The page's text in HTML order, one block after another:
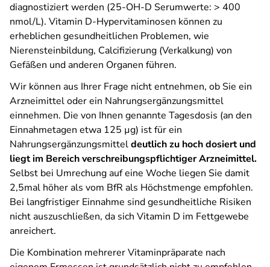
diagnostiziert werden (25-OH-D Serumwerte: > 400
nmol/L). Vitamin D-Hypervitaminosen können zu
erheblichen gesundheitlichen Problemen, wie
Nierensteinbildung, Calcifizierung (Verkalkung) von
Gefäßen und anderen Organen führen.
Wir können aus Ihrer Frage nicht entnehmen, ob Sie ein
Arzneimittel oder ein Nahrungsergänzungsmittel
einnehmen. Die von Ihnen genannte Tagesdosis (an den
Einnahmetagen etwa 125 µg) ist für ein
Nahrungsergänzungsmitteldeutlich zu hoch dosiert und
liegt im Bereich verschreibungspflichtiger Arzneimittel.
Selbst bei Umrechung auf eine Woche liegen Sie damit
2,5mal höher als vom BfR als Höchstmenge empfohlen.
Bei langfristiger Einnahme sind gesundheitliche Risiken
nicht auszuschließen, da sich Vitamin D im Fettgewebe
anreichert.
Die Kombination mehrerer Vitaminpräparate nach